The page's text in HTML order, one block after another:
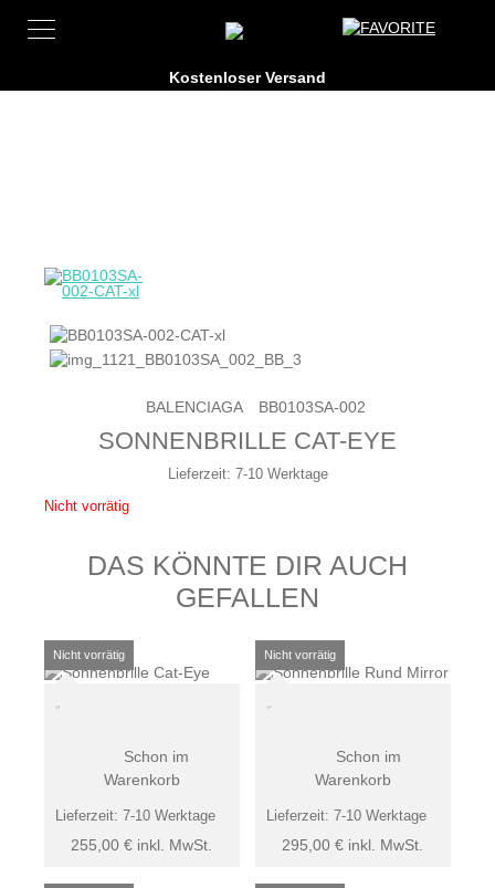
BB0103SA-002
BALENCIAGA
SONNENBRILLE CAT-EYE
Lieferzeit: 7-10 Werktage
Nicht vorrätig
DAS KÖNNTE DIR AUCH
GEFALLEN
255,00 € inkl. MwSt.
Lieferzeit: 7-10 Werktage
Schon im
Warenkorb
295,00€ inkl. MwSt.
Lieferzeit:7-10 Werktage
Schon im
Warenkorb